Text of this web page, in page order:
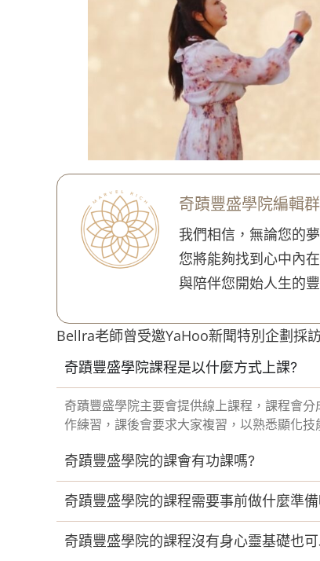
奇蹟豐盛學院編輯群
我們相信，無論您的
您將能夠找到心中內
與陪伴您開始人生的豐
Bellra老師曾受邀YaHoo新聞特別企劃採訪
奇蹟豐盛學院課程是以什麼方式上課?
奇蹟豐盛學院主要會提供線上課程，課程會
作練習，課後會要求大家複習，以熟悉顯化技
奇蹟豐盛學院的課會有功課嗎?
奇蹟豐盛學院的課程需要事前做什麼準
奇蹟豐盛學院的課程沒有身心靈基礎也